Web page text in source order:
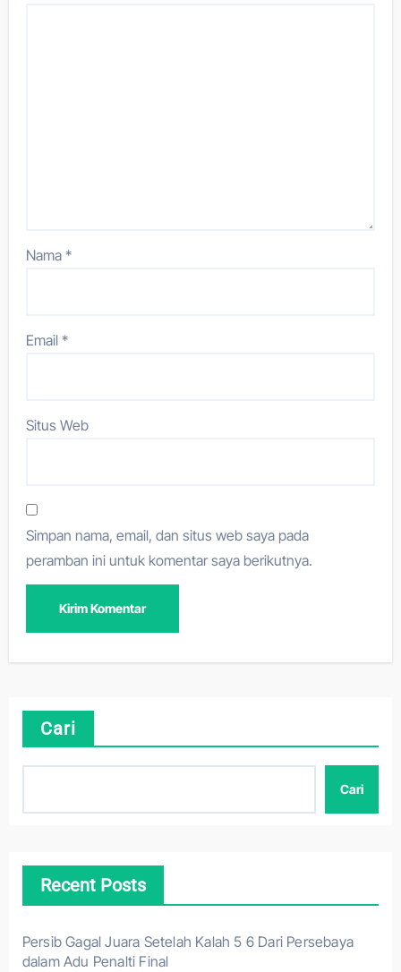
Nama*
Email*
Situs Web
Simpan nama, email, dan situs web saya pada
peramban ini untuk komentar saya berikutnya.
Cari
Cari
Recent Posts
Persib Gagal Juara Setelah Kalah 5 6 Dari Persebaya
dalam Adu Penalti Final